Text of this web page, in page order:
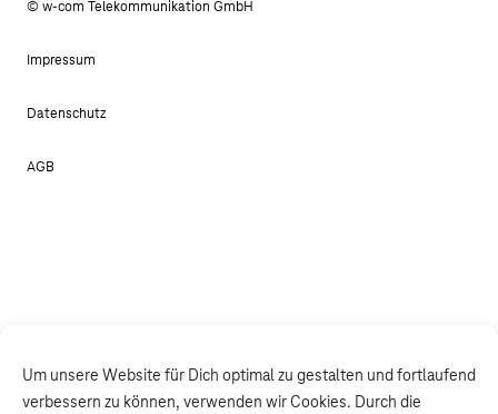
Um unsere Website für Dich optimal zu gestalten und fortlaufend
verbessern zu können, verwenden wir Cookies. Durch die
© w-com Telekommunikation GmbH
Impressum
Datenschutz
AGB